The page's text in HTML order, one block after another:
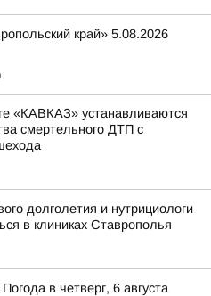
край» 5.08.2026
«КАВКАЗ» устанавливаются
смертельного ДТП с
долголетия и нутрициологи
в клиниках Ставрополья
в четверг, 6 августа